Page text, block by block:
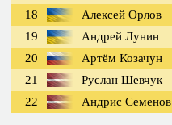
18
Алексей Орлов
19
Андрей Лунин
20
Артём Козачун
21
Руслан Шевчук
22
Андрис Семенов